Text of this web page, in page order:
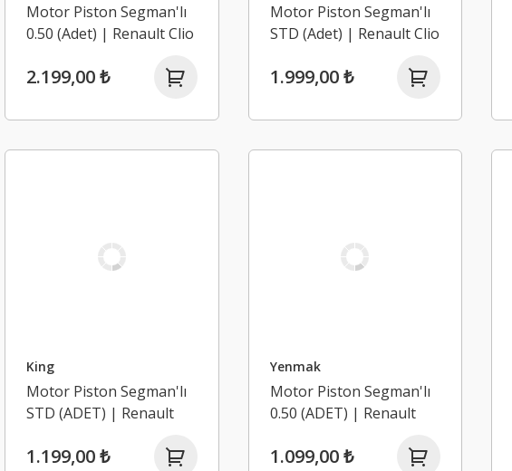
Motor Piston Segman'lı
0.50 (Adet) | Renault Clio
2.199,00 ₺
Motor Piston Segman'lı
STD (Adet) | Renault Clio
1.999,00 ₺
King
Motor Piston Segman'lı
STD (ADET) | Renault
1.199,00 ₺
Yenmak
Motor Piston Segman'lı
0.50 (ADET) | Renault
16V D4F
1.099,00 ₺